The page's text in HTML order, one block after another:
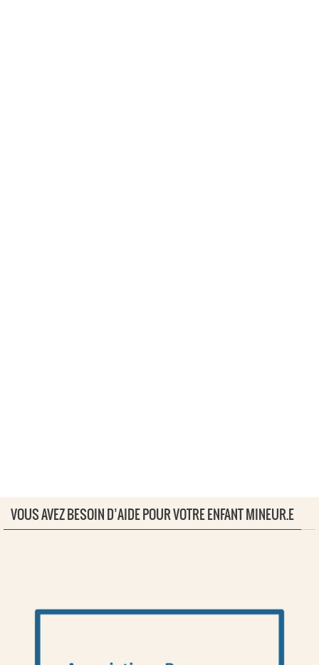
VOUS AVEZ BESOIN D’AIDE POUR VOTRE ENFANT MINEUR.E